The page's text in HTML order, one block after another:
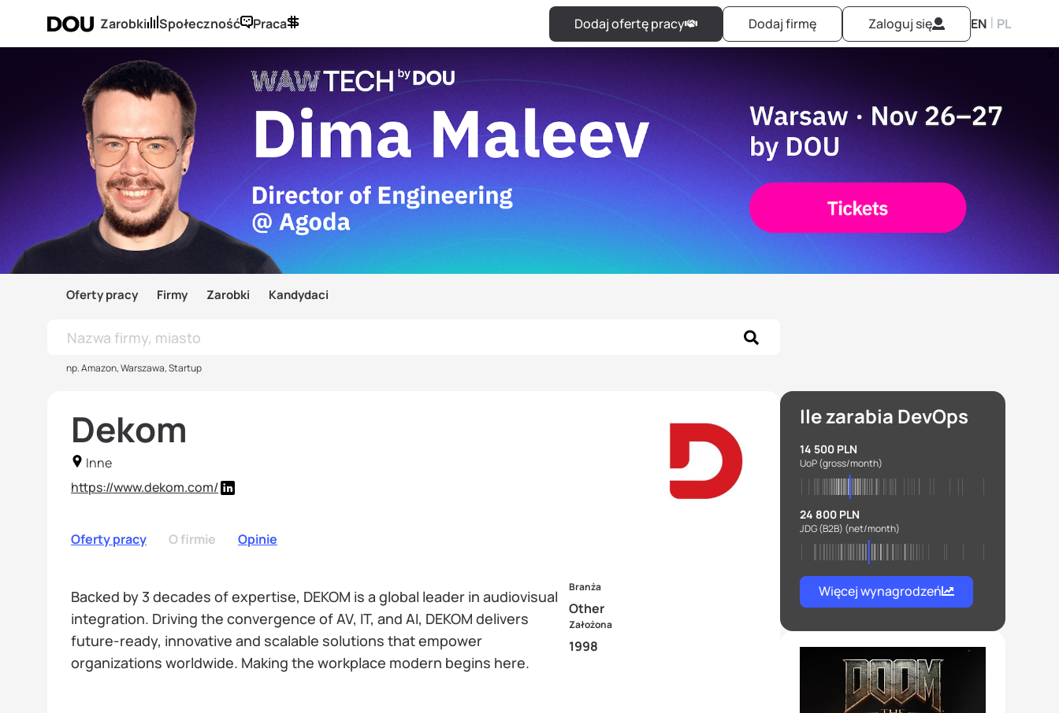
Zarobki Społeczność Praca Dodaj ofertę pracy Dodaj firmę Zaloguj się EN | PL
Oferty pracy Firmy Zarobki Kandydaci
np. Amazon, Warszawa, Startup
Dekom
Inne
https://www.dekom.com/
Oferty pracy O firmie Opinie
Backed by 3 decades of expertise, DEKOM is a global leader in audiovisual
integration. Driving the convergence of AV, IT, and AI, DEKOM delivers
future-ready, innovative and scalable solutions that empower
organizations worldwide. Making the workplace modern begins here.
Branża
Other
Założona
1998
Ile zarabia DevOps
14 500 PLN
UoP(gross/month)
24 800 PLN
JDG (B2B) (net/month)
Więcej wynagrodzeń